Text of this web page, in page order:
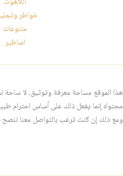
خواطر
متنوعات
اساطير
هذا الموقع مساحة معرفة وتوثيق، لا
محتواه إنما يفعل ذلك على أساس احترام
ومع ذلك إن كنت ترغب بالتواصل معنا